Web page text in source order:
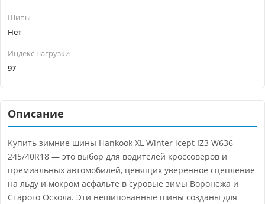
Шипы
Нет
Индекс нагрузки
97
Описание
Купить зимние шины Hankook XL Winter icept IZ3 W636
245/40R18 — это выбор для водителей кроссоверов и
премиальных автомобилей, ценящих уверенное сцепление
на льду и мокром асфальте в суровые зимы Воронежа и
Старого Оскола. Эти нешипованные шины созданы для